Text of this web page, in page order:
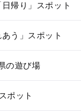
帰り」スポット
う」スポット
の遊び場
ポット